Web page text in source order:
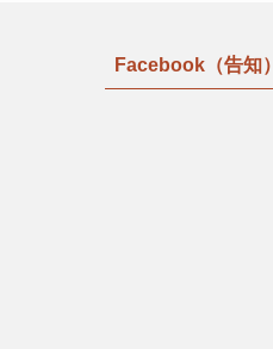
Facebook（告知）